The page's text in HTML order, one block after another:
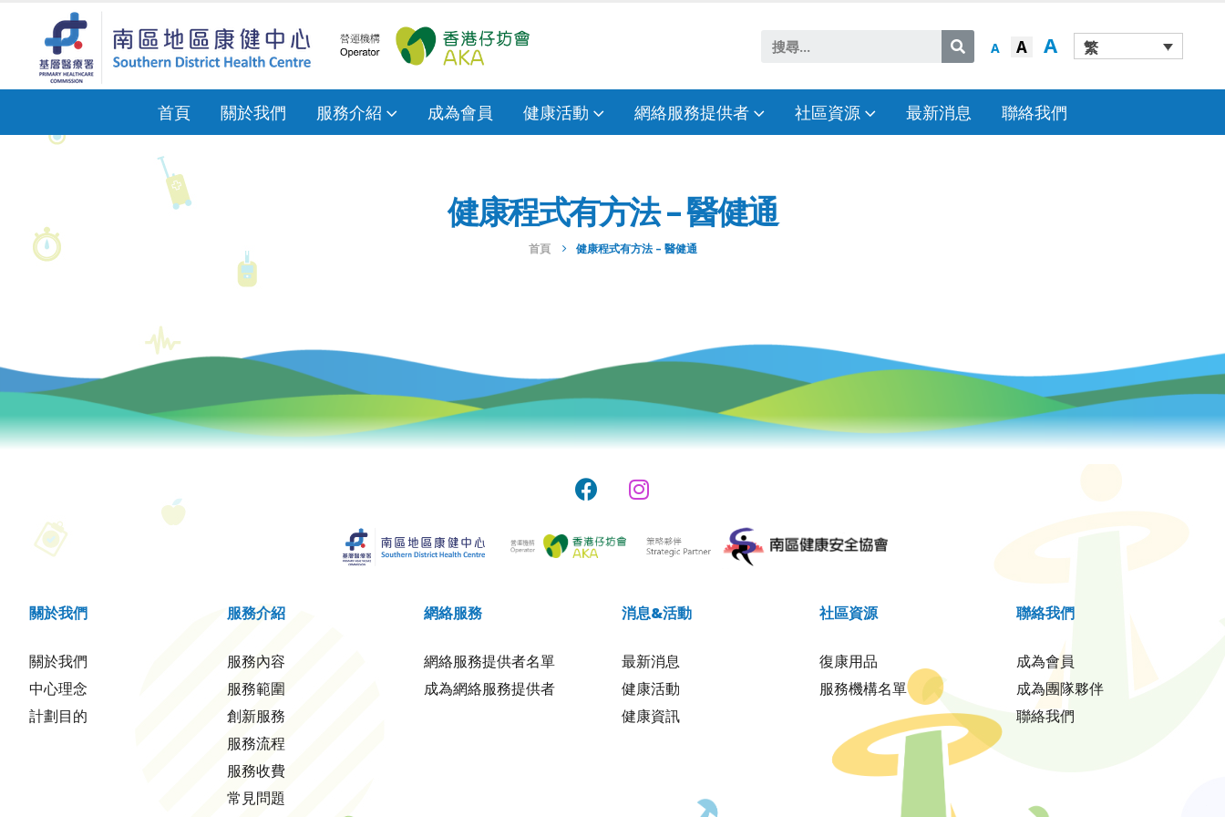
A A A 繁
首頁 關於我們 服務介紹 成為會員 健康活動 網絡服務提供者 社區資源 最新消息 聯絡我們
健康程式有方法 – 醫健通
首頁 健康程式有方法 – 醫健通
關於我們
關於我們
中心理念
計劃目的
服務介紹
服務內容
服務範圍
創新服務
服務流程
服務收費
常見問題
網絡服務
網絡服務提供者名單
成為網絡服務提供者
消息&活動
最新消息
健康活動
健康資訊
社區資源
復康用品
服務機構名單
聯絡我們
成為會員
成為團隊夥伴
聯絡我們